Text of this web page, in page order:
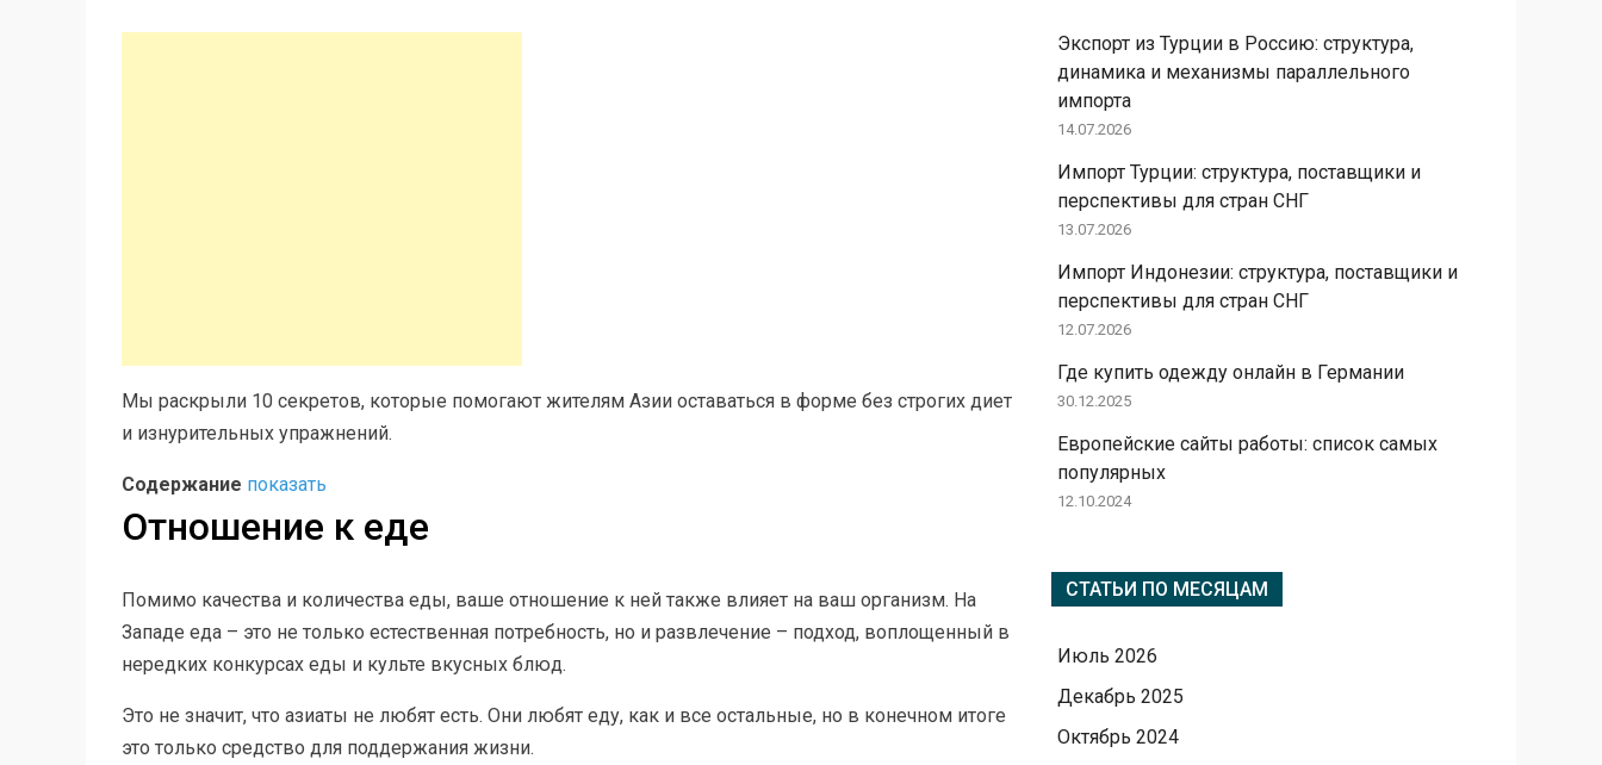
Мы раскрыли 10 секретов, которые помогают жителям Азии оставаться в форме без строгих диет
и изнурительных упражнений.
Содержание показать
Отношение к еде
Помимо качества и количества еды, ваше отношение к ней также влияет на ваш организм. На
Западе еда – это не только естественная потребность, но и развлечение – подход, воплощенный в
нередких конкурсах еды и культе вкусных блюд.
Это не значит, что азиаты не любят есть. Они любят еду, как и все остальные, но в конечном итоге
это только средство для поддержания жизни.
Экспорт из Турции в Россию: структура,
динамика и механизмы параллельного
импорта
14.07.2026
Импорт Турции: структура, поставщики и
перспективы для стран СНГ
13.07.2026
Импорт Индонезии: структура, поставщики и
перспективы для стран СНГ
12.07.2026
Где купить одежду онлайн в Германии
30.12.2025
Европейские сайты работы: список самых
популярных
12.10.2024
СТАТЬИ ПО МЕСЯЦАМ
Июль 2026
Декабрь 2025
Октябрь 2024